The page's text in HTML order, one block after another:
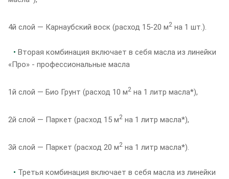
4й слой — Карнаубский воск (расход 15-20 м2 на 1 шт.).
• Вторая комбинация включает в себя масла из линейки
«Про» - профессиональные масла
1й слой — Био Грунт (расход 10 м2 на 1 литр масла*),
2й слой — Паркет (расход 15 м2 на 1 литр масла*),
3й слой — Паркет (расход 20 м2 на 1 литр масла*).
• Третья комбинация включает в себя масла из линейки